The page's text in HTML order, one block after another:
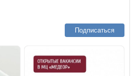
Подписаться